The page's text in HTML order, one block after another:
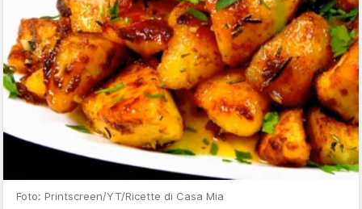
Foto: Printscreen/YT/Ricette di Casa Mia